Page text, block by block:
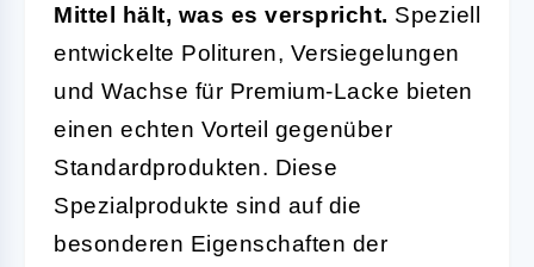
Mittel hält, was es verspricht. Speziell
entwickelte Polituren, Versiegelungen
und Wachse für Premium-Lacke bieten
einen echten Vorteil gegenüber
Standardprodukten. Diese
Spezialprodukte sind auf die
besonderen Eigenschaften der